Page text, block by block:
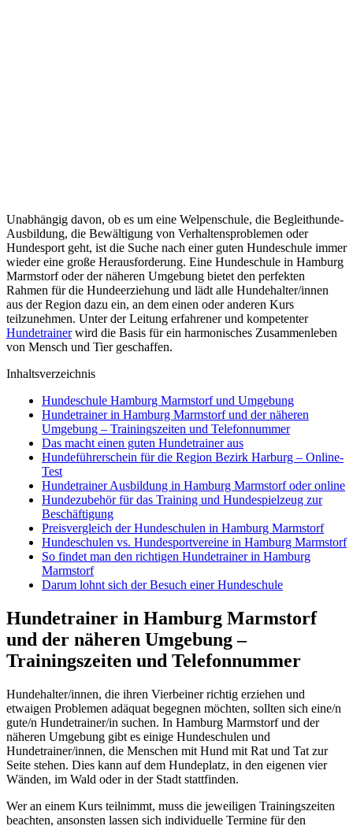
Unabhängig davon, ob es um eine Welpenschule, die Begleithunde-
Ausbildung, die Bewältigung von Verhaltensproblemen oder
Hundesport geht, ist die Suche nach einer guten Hundeschule immer
wieder eine große Herausforderung. Eine Hundeschule in Hamburg
Marmstorf oder der näheren Umgebung bietet den perfekten
Rahmen für die Hundeerziehung und lädt alle Hundehalter/innen
aus der Region dazu ein, an dem einen oder anderen Kurs
teilzunehmen. Unter der Leitung erfahrener und kompetenter
Hundetrainerwird die Basis für ein harmonisches Zusammenleben
von Mensch und Tier geschaffen.
Inhaltsverzeichnis
Hundeschule Hamburg Marmstorf und Umgebung
Hundetrainer in Hamburg Marmstorf und der näheren
Umgebung – Trainingszeiten und Telefonnummer
Das macht einen guten Hundetrainer aus
Hundeführerschein für die Region Bezirk Harburg – Online-
Test
Hundetrainer Ausbildung in Hamburg Marmstorf oder online
Hundezubehör für das Training und Hundespielzeug zur
Beschäftigung
Preisvergleich der Hundeschulen in Hamburg Marmstorf
Hundeschulen vs. Hundesportvereine in Hamburg Marmstorf
So findet man den richtigen Hundetrainer in Hamburg
Marmstorf
Darum lohnt sich der Besuch einer Hundeschule
Hundetrainer in Hamburg Marmstorf
und der näheren Umgebung –
Trainingszeiten und Telefonnummer
Hundehalter/innen, die ihren Vierbeiner richtig erziehen und
etwaigen Problemen adäquat begegnen möchten, sollten sich eine/n
gute/n Hundetrainer/in suchen. In Hamburg Marmstorf und der
näheren Umgebung gibt es einige Hundeschulen und
Hundetrainer/innen, die Menschen mit Hund mit Rat und Tat zur
Seite stehen. Dies kann auf dem Hundeplatz, in den eigenen vier
Wänden, im Wald oder in der Stadt stattfinden.
Wer an einem Kurs teilnimmt, muss die jeweiligen Trainingszeiten
beachten, ansonsten lassen sich individuelle Termine für den